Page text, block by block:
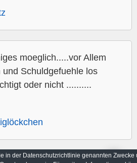
moeglich.....vor Allem
Schuldgefuehle los
oder nicht ..........
in der Datenschutzrichtlinie genannten Zwecke